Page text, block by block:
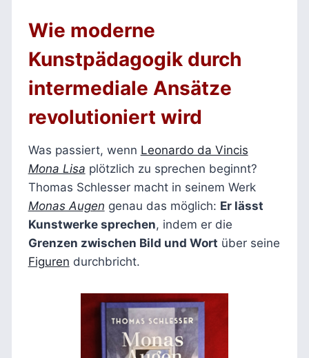
Wie moderne
Kunstpädagogik durch
intermediale Ansätze
revolutioniert wird
Was passiert, wenn Leonardo da Vincis
Mona Lisa plötzlich zu sprechen beginnt?
Thomas Schlesser macht in seinem Werk
Monas Augen genau das möglich: Er lässt
Kunstwerke sprechen, indem er die
Grenzen zwischen Bild und Wort über seine
Figuren durchbricht.